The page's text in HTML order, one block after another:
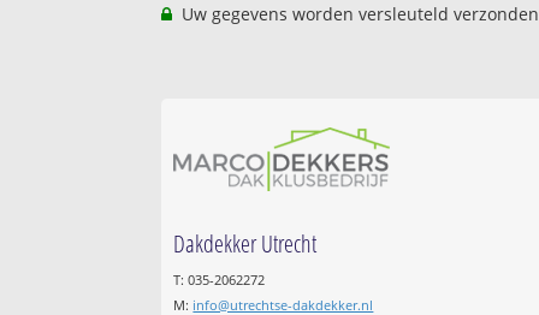
Uw gegevens worden versleuteld
Dakdekker Utrecht
T: 035-2062272
M: info@utrechtse-dakdekker.nl